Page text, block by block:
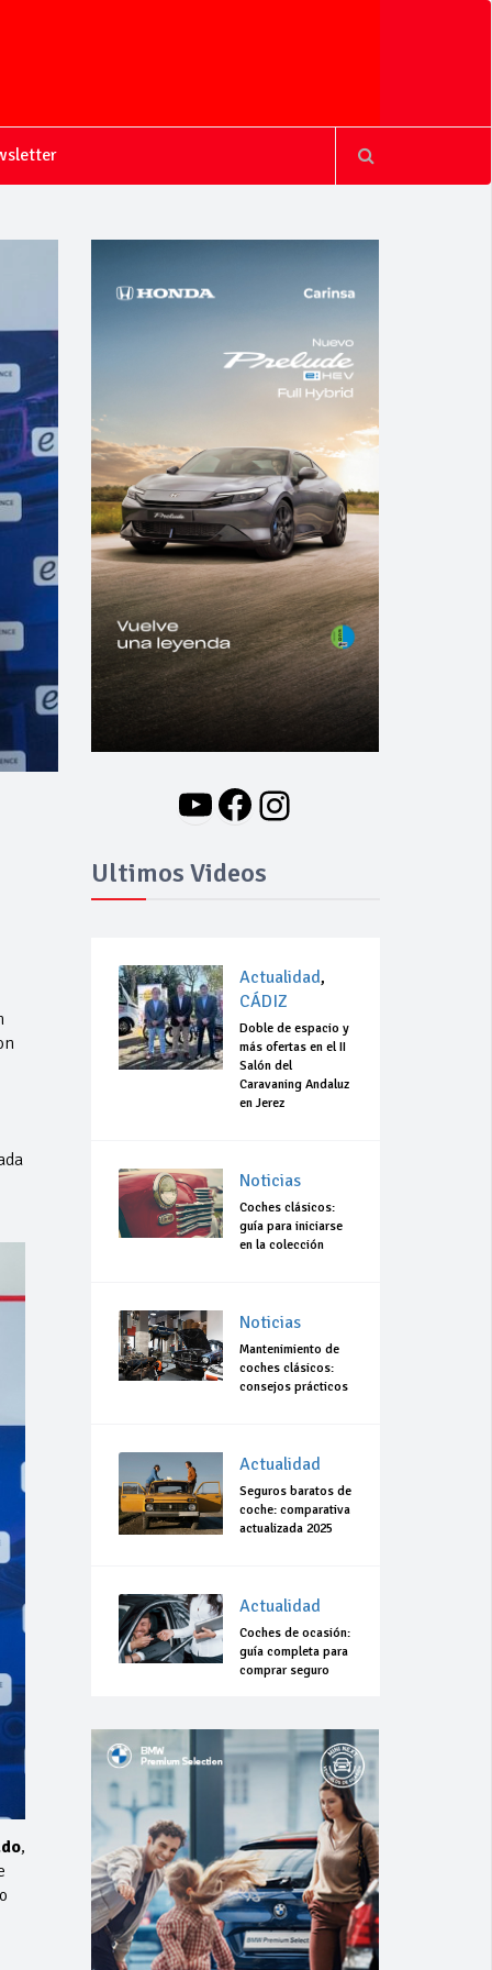
,
YouTube
Facebook
Instagram
Ultimos Videos
Actualidad,
CÁDIZ
Doble de espacio y
más ofertas en el II
Salón del
Caravaning Andaluz
en Jerez
Noticias
Coches clásicos:
guía para iniciarse
en la colección
Noticias
Mantenimiento de
coches clásicos:
consejos prácticos
Actualidad
Seguros baratos de
coche: comparativa
actualizada 2025
Actualidad
Coches de ocasión:
guía completa para
comprar seguro